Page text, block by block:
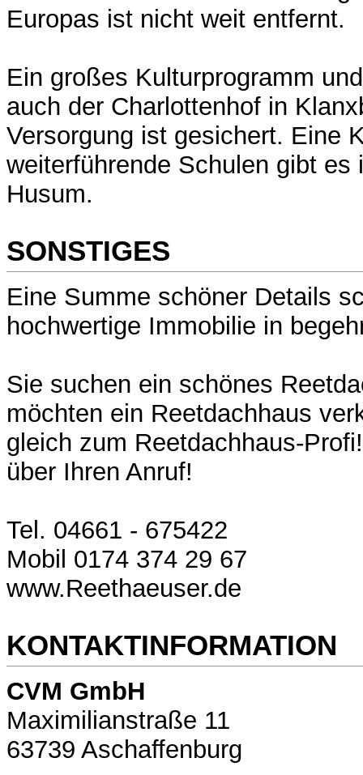
Europas ist nicht weit entfernt.
Ein großes Kulturprogramm
auch der Charlottenhof in
Versorgung ist gesichert. Eine
weiterführende Schulen gibt es
Husum.
SONSTIGES
Eine Summe schöner Details
hochwertige Immobilie in
Sie suchen ein schönes
möchten ein Reetdachhaus
gleich zum Reetdachhaus-
über Ihren Anruf!
Tel. 04661 - 675422
Mobil 0174 374 29 67
www.Reethaeuser.de
KONTAKTINFORMATION
CVM GmbH
Maximilianstraße 11
63739 Aschaffenburg